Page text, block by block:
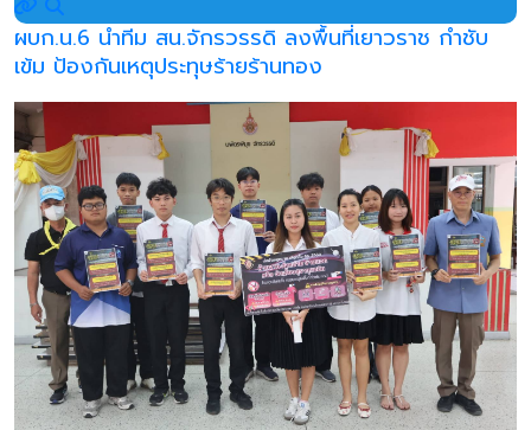
ผบก.น.6 นำทีม สน.จักรวรรดิ ลงพื้นที่เยาวราช กำชับ
เข้ม ป้องกันเหตุประทุษร้ายร้านทอง